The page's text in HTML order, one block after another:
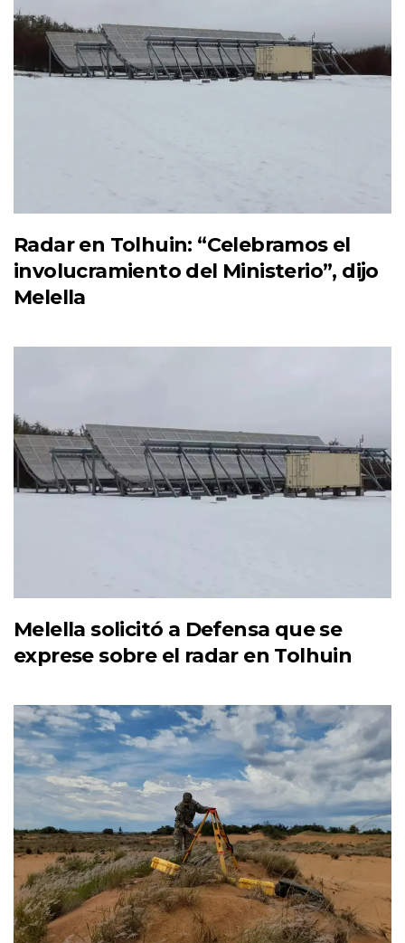
Radar en Tolhuin: “Celebramos el
involucramiento del Ministerio”, dijo
Melella
Melella solicitó a Defensa que se
exprese sobre el radar en Tolhuin